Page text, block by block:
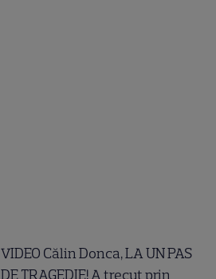
VIDEO Călin Donca, LA UN PAS
DE TRAGEDIE! A trecut prin